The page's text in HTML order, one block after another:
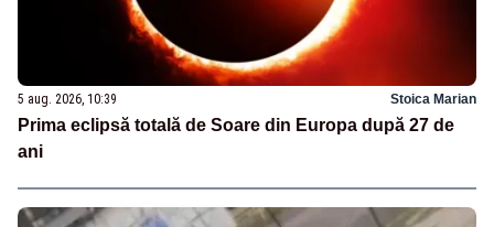
5 aug. 2026, 10:39 Stoica Marian
Prima eclipsă totală de Soare din Europa după 27 de
ani